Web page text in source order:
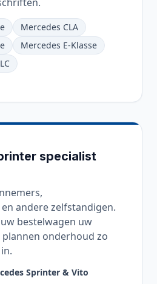
Mercedes CLA
Mercedes E-Klasse
specialist
andere zelfstandigen.
bestelwagen uw
onderhoud zo
Sprinter & Vito